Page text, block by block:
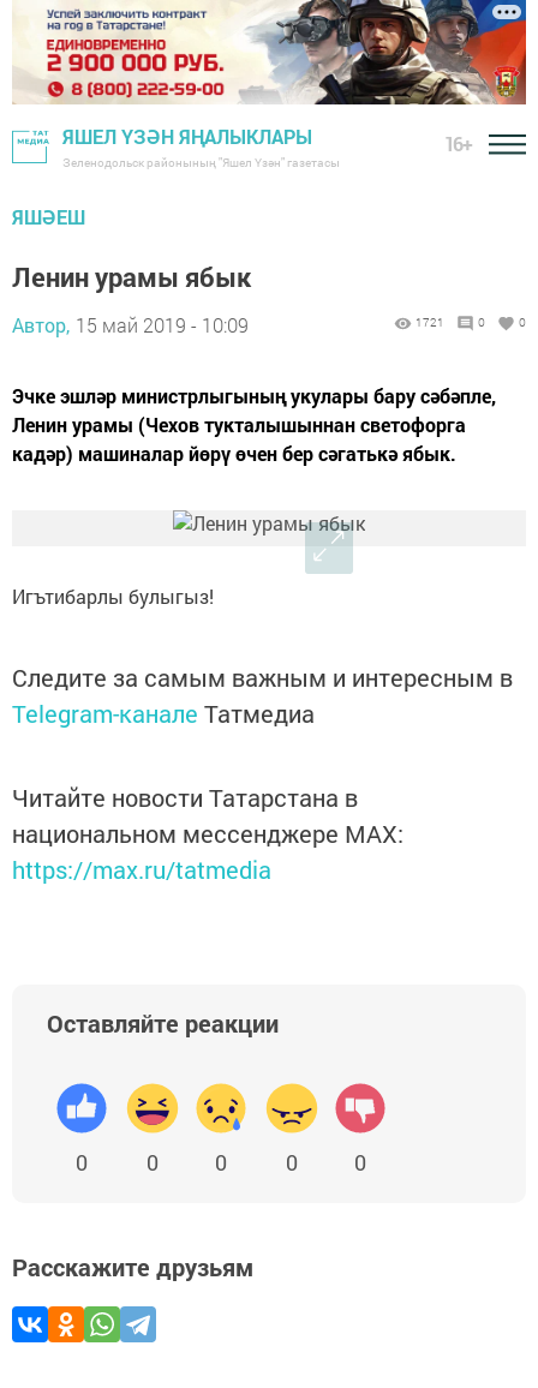
ЯШЕЛ ҮЗӘН ЯҢАЛЫКЛАРЫ
Зеленодольск районының "Яшел Үзән" газетасы
16+
ЯШӘЕШ
Ленин урамы ябык
Автор, 15 май 2019 - 10:09 1721 0 0
Эчке эшләр министрлыгының укулары бару сәбәпле,
Ленин урамы (Чехов тукталышыннан светофорга
кадәр) машиналар йөрү өчен бер сәгатькә ябык.
Игътибарлы булыгыз!
Следите за самым важным и интересным в
Telegram-канале Татмедиа
Читайте новости Татарстана в
национальном мессенджере MАХ:
https://max.ru/tatmedia
Оставляйте реакции
0 0 0 0 0
Расскажите друзьям